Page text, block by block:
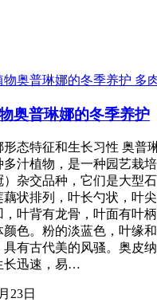
多
奥普琳娜的冬季养护
形态特征和生长习性 奥普
汁植物，是一种园艺栽培
）杂交品种，它们是大型
藕状排列，叶长勺状，叶
，叶背有龙骨，叶面有叶
颜色。粉的淡蓝色，叶缘
具有古代美的风骚。奥皮
长迅速，易…
23日